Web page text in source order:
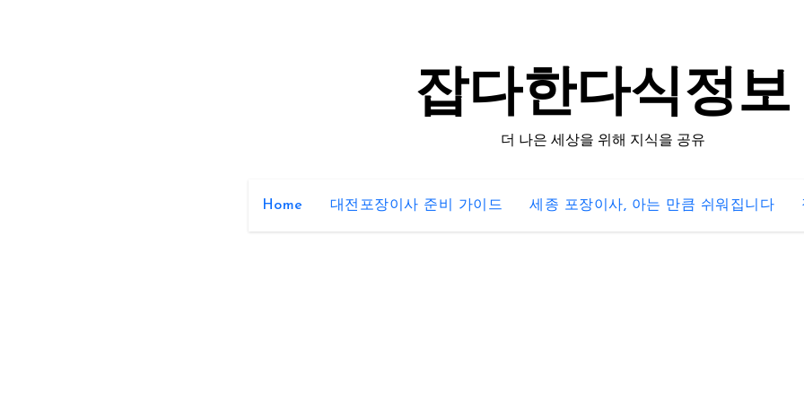
잡다한다식정보
더 나은 세상을 위해 지식을 공유
Home 대전포장이사 준비 가이드 세종 포장이사, 아는 만큼 쉬워집니다